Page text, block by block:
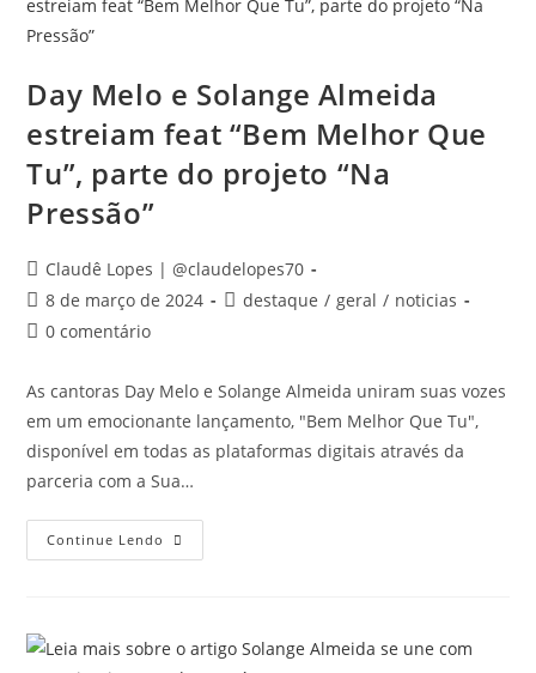
Day Melo e Solange Almeida
estreiam feat “Bem Melhor Que
Tu”, parte do projeto “Na
Pressão”
Claudê Lopes | @claudelopes70
8 de março de 2024
destaque / geral / noticias
0 comentário
As cantoras Day Melo e Solange Almeida uniram suas vozes
em um emocionante lançamento, "Bem Melhor Que Tu",
disponível em todas as plataformas digitais através da
parceria com a Sua…
Continue Lendo